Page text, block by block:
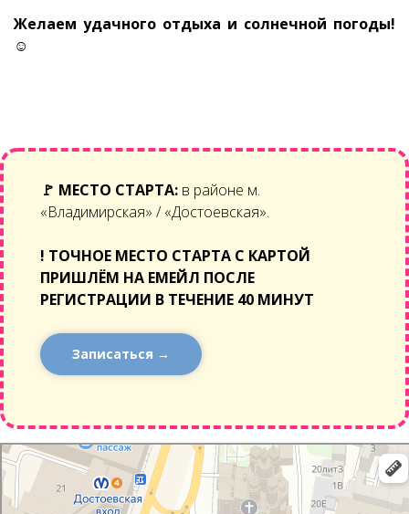
Желаем удачного отдыха и солнечной погоды!
☺
🚩 МЕСТО СТАРТА: в районе м.
«Владимирская» / «Достоевская».
! ТОЧНОЕ МЕСТО СТАРТА С КАРТОЙ
ПРИШЛЁМ НА ЕМЕЙЛ ПОСЛЕ
РЕГИСТРАЦИИ В ТЕЧЕНИЕ 40 МИНУТ
Записаться →
Санкт‑Петербург
Ф.М. Достоевский: как доехать на автомобиле, общественным транспортом
или пешком – Яндекс Карты